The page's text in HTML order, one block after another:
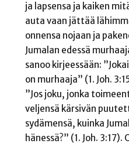
ja lapsensa ja kaiken
auta vaan jättää
onnensa nojaan ja
Jumalan edessä
sanoo kirjeessään:
on murhaaja” (1. Joh.
”Jos joku, jonka
veljensä kärsivän
sydämensä, kuinka
hänessä?” (1. Joh. 3:17).